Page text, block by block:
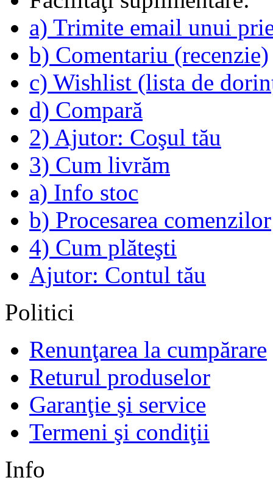
a) Trimite email unui
b) Comentariu (recenzie)
c) Wishlist (lista de
d) Compară
2) Ajutor: Coşul tău
3) Cum livrăm
a) Info stoc
b) Procesarea comenzilor
4) Cum plăteşti
Ajutor: Contul tău
Politici
Renunţarea la cumpărare
Returul produselor
Garanţie şi service
Termeni şi condiţii
Info